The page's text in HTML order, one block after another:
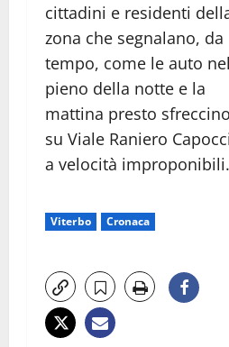
cittadini e residenti
zona che segnalano, da
tempo, come le auto nel
pieno della notte e la
mattina presto sfreccino
su Viale Raniero Capocci
a velocità improponibili.
Viterbo Cronaca